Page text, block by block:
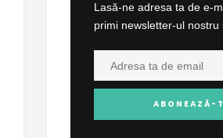
Lasă-ne adresa ta de e-
primi newsletter-ul nostru